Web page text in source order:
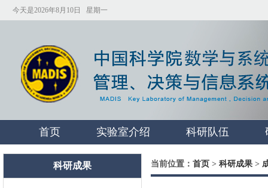
今天是2026年8月10日 星期一
首页 实验室介绍 科研队伍
科研成果 当前位置： 首页 > 科研成果 >